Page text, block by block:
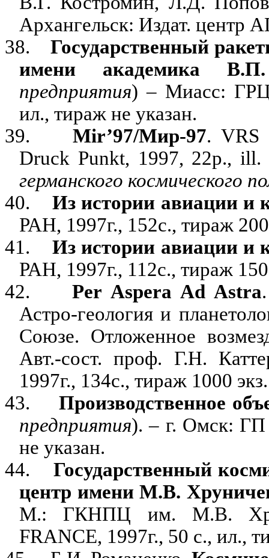
Архангельск: Издат. центр
38.
Государственный
имени академика
предприятия) – Миасс:
ил., тираж не указан.
39.
Mir’97/Мир-97. VRS
Druck Punkt, 1997, 22p., ill.
германского космического
40.
Из истории авиации и
РАН, 1997г., 152с., тираж
41.
Из истории авиации и
РАН, 1997г., 112с., тираж 150
42.
Per Aspera Ad Astra.
Астро-геология и
Союзе. Отложенное
Авт.-сост. проф. Г.Н.
1997г., 134с., тираж 1000 экз.
43.
Производственное
предприятия). – г. Омск: ГП
не указан.
44.
Государственный
центр имени М.В.
М.: ГКНПЦ им. М.В.
FRANCE, 1997г., 50 с., ил.,